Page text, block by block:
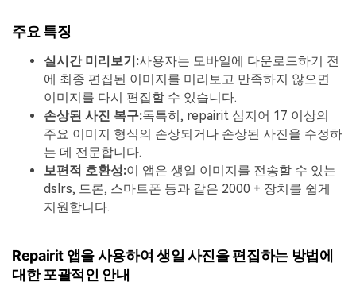
주요 특징
실시간 미리보기:사용자는 모바일에 다운로드하기 전
에 최종 편집된 이미지를 미리보고 만족하지 않으면
이미지를 다시 편집할 수 있습니다.
손상된 사진 복구:독특히, repairit 심지어 17 이상의
주요 이미지 형식의 손상되거나 손상된 사진을 수정하
는 데 전문합니다.
보편적 호환성:이 앱은 생일 이미지를 전송할 수 있는
dslrs, 드론, 스마트폰 등과 같은 2000 + 장치를 쉽게
지원합니다.
Repairit 앱을 사용하여 생일 사진을 편집하는 방법에
대한 포괄적인 안내